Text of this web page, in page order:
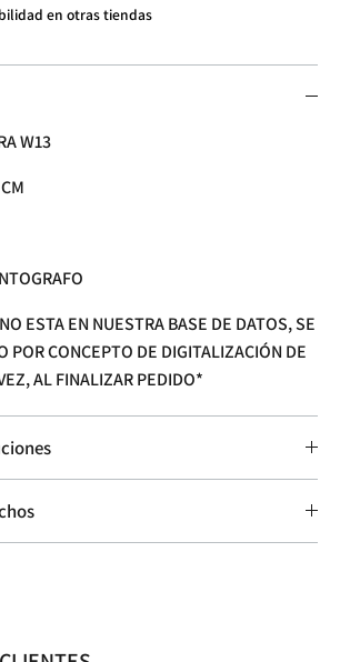
en otras tiendas
W13
ESTA EN NUESTRA BASE DE DATOS, SE
POR CONCEPTO DE DIGITALIZACIÓN DE
AL FINALIZAR PEDIDO*